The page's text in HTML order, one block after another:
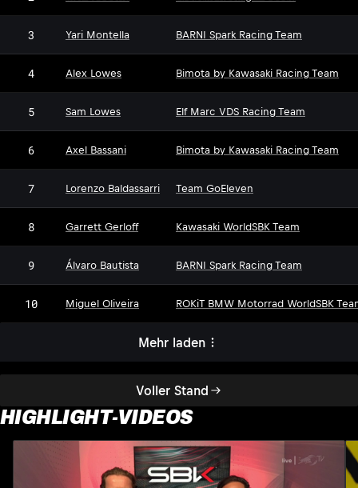
Voller Stand
3 Yari Montella BARNI Spark Racing Team
4 Alex Lowes Bimota by Kawasaki Racing Team
5 Sam Lowes Elf Marc VDS Racing Team
6 Axel Bassani Bimota by Kawasaki Racing Team
7 Lorenzo Baldassarri Team GoEleven
8 Garrett Gerloff Kawasaki WorldSBK Team
9 Álvaro Bautista BARNI Spark Racing Team
10 Miguel Oliveira ROKiT BMW Motorrad WorldSBK
Mehr laden
HIGHLIGHT-VIDEOS